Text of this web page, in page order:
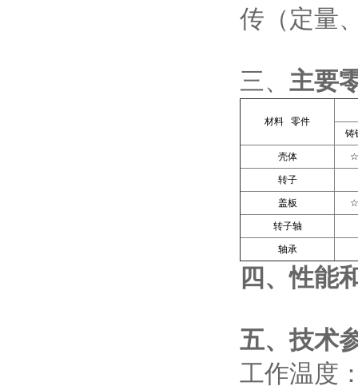
传（定量
三、 主要
材料 零件
铸
壳体 ☆
转子
盖板 ☆
转子轴
轴承
四、性能
五、技术
工作温度